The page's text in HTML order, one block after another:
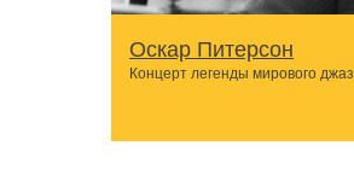
Оскар Питерсон
Концерт легенды мирового